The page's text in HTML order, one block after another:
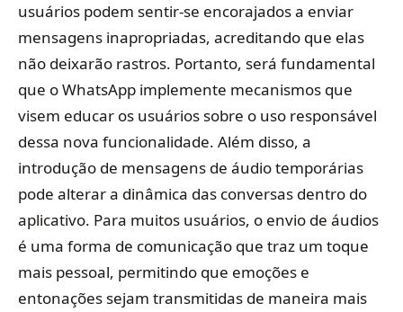
usuários podem sentir-se encorajados a enviar
mensagens inapropriadas, acreditando que elas
não deixarão rastros. Portanto, será fundamental
que o WhatsApp implemente mecanismos que
visem educar os usuários sobre o uso responsável
dessa nova funcionalidade. Além disso, a
introdução de mensagens de áudio temporárias
pode alterar a dinâmica das conversas dentro do
aplicativo. Para muitos usuários, o envio de áudios
é uma forma de comunicação que traz um toque
mais pessoal, permitindo que emoções e
entonações sejam transmitidas de maneira mais